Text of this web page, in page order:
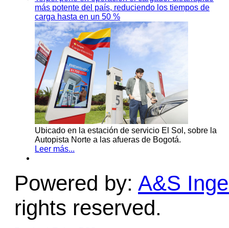
más potente del país, reduciendo los tiempos de
carga hasta en un 50 %
Ubicado en la estación de servicio El Sol, sobre la
Autopista Norte a las afueras de Bogotá.
Leer más...
Powered by: A&S
rights reserved.